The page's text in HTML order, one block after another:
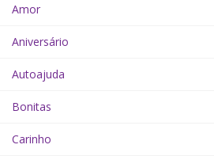
Amor
Aniversário
Autoajuda
Bonitas
Carinho